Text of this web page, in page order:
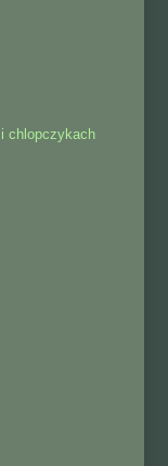
chlopczykach